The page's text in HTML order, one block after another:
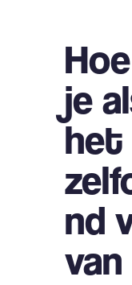
je
het
nd